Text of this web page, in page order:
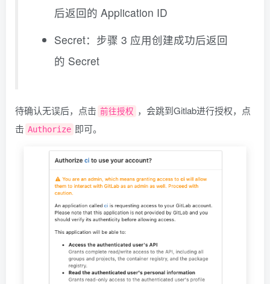
后返回的 Application ID
Secret：步骤 3 应用创建成功后返回
的 Secret
待确认无误后，点击 前往授权 ，会跳到Gitlab进行授权，点
击 Authorize 即可。